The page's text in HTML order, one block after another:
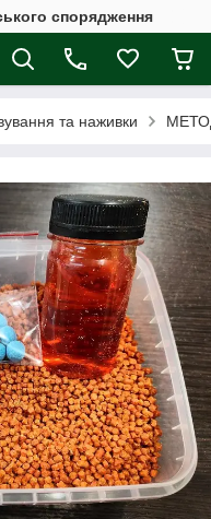
спорядження
та наживки